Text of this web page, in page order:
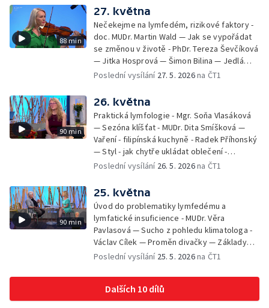
Petr Bednařík — Počasí s Michalem Žákem
88 min
27. května
Nečekejme na lymfedém, rizikové faktory -
doc. MUDr. Martin Wald — Jak se vypořádat
se změnou v životě - PhDr. Tereza Ševčíková
— Jitka Hosprová — Šimon Bilina — Jedlá
zahrada - Petra Matějková — Kulturní tipy
Poslední vysílání 27. 5. 2026na ČT1
90 min
26. května
Praktická lymfologie - Mgr. Soňa Vlasáková
— Sezóna klíšťat - MUDr. Dita Smíšková —
Vaření - filipínská kuchyně - Radek Příhonský
— Styl - jak chytře ukládat oblečení -
Veronika Slaninová — Běháme s dětmi - jak
Schneiderová — Colours of Ostrava - Filip
Košťálek a Jan Vojtko — Tajemství křišťálové
planety - Jan Maxián, Petr Horák a Adélka
Hesová — Český svaz ochránců přírody - Eva
Šrailová
Poslední vysílání 26. 5. 2026na ČT1
90 min
25. května
Úvod do problematiky lymfedému a
lymfatické insuficience - MUDr. Věra
Pavlasová — Sucho z pohledu klimatologa -
Václav Cílek — Proměn divačky — Základy
bezpečnosti dětí na inline bruslích - Petr
Zooterapie - praktické využití - Linda
Tinková — Pražské jaro - Klára Boudalová,
Marko Ivanović
Poslední vysílání 25. 5. 2026na ČT1
Dalších 10 dílů